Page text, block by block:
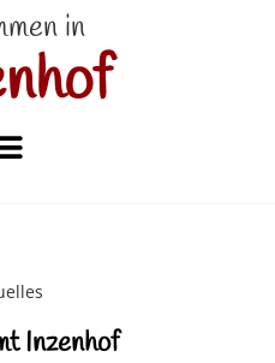
in
Inzenhof